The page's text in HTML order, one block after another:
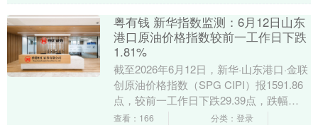
粤有钱 新华指数监测：6月12日山东
港口原油价格指数较前一工作日下跌
1.81%
截至2026年6月12日，新华·山东港口·金联
创原油价格指数（SPG CIPI）报1591.86
点，较前一工作日下跌29.39点，跌幅
1.81%；山东港口进口原....
查看：166 分类：登录